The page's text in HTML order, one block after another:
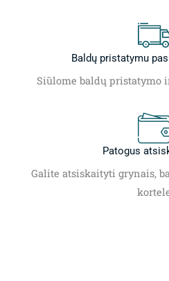
Baldų pristatymu
Siūlome baldų pristatymo
Patogus
Galite atsiskaityti grynais,